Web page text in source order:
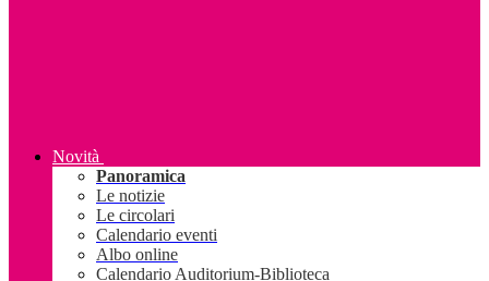
Novità
Panoramica
Le notizie
Le circolari
Calendario eventi
Albo online
Calendario Auditorium-Biblioteca